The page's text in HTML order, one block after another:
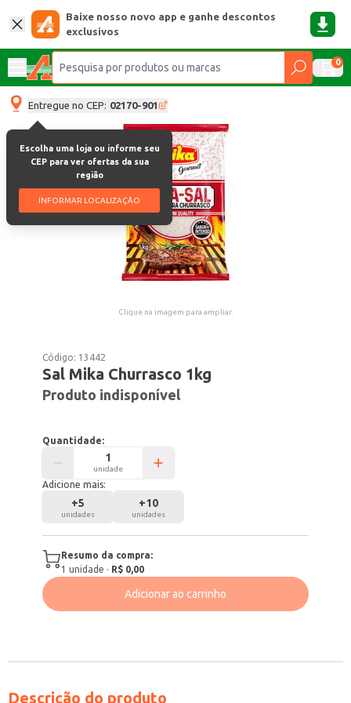
Baixe nosso novo app e ganhe descontos
exclusivos
0
Entregue no CEP: 02170-901
Escolha uma loja ou informe seu
CEP para ver ofertas da sua
região
INFORMAR LOCALIZAÇÃO
Clique na imagem para ampliar.
Código: 13442
Sal Mika Churrasco 1kg
Produto indisponível
Quantidade:
unidade
Adicione mais:
+5
unidades
+10
unidades
Resumo da compra:
1 unidade · R$ 0,00
Adicionar ao carrinho
Descrição do produto